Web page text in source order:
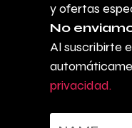
y ofertas
No
Al suscribirte
privacidad.